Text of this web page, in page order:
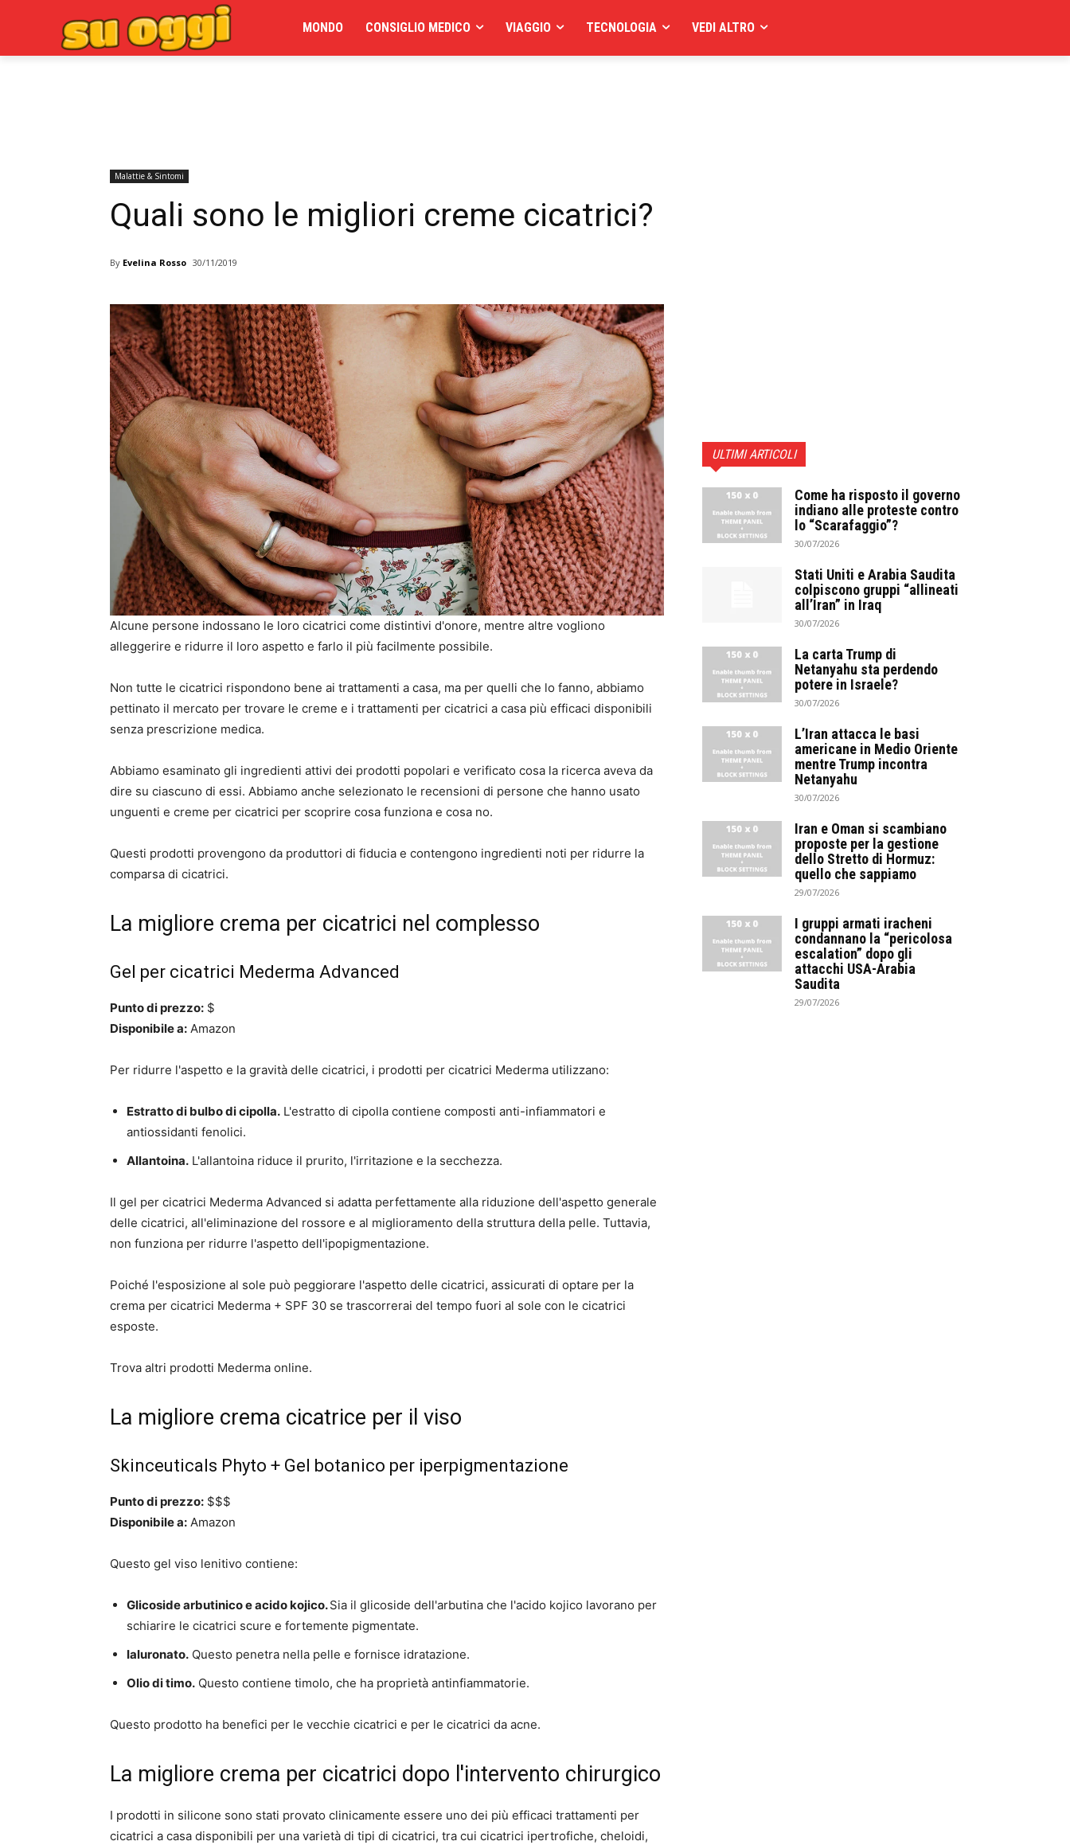
MONDO CONSIGLIO MEDICO VIAGGIO TECNOLOGIA VEDI ALTRO
Malattie & Sintomi
Quali sono le migliori creme cicatrici?
By Evelina Rosso 30/11/2019
Alcune persone indossano le loro cicatrici come distintivi d'onore, mentre altre vogliono
alleggerire e ridurre il loro aspetto e farlo il più facilmente possibile.
Non tutte le cicatrici rispondono bene ai trattamenti a casa, ma per quelli che lo fanno, abbiamo
pettinato il mercato per trovare le creme e i trattamenti per cicatrici a casa più efficaci disponibili
senza prescrizione medica.
Abbiamo esaminato gli ingredienti attivi dei prodotti popolari e verificato cosa la ricerca aveva da
dire su ciascuno di essi. Abbiamo anche selezionato le recensioni di persone che hanno usato
unguenti e creme per cicatrici per scoprire cosa funziona e cosa no.
Questi prodotti provengono da produttori di fiducia e contengono ingredienti noti per ridurre la
comparsa di cicatrici.
La migliore crema per cicatrici nel complesso
Gel per cicatrici Mederma Advanced
Punto di prezzo: $
Disponibile a: Amazon
Per ridurre l'aspetto e la gravità delle cicatrici, i prodotti per cicatrici Mederma utilizzano:
Estratto di bulbo di cipolla. L'estratto di cipolla contiene composti anti-infiammatori e
antiossidanti fenolici.
Allantoina. L'allantoina riduce il prurito, l'irritazione e la secchezza.
Il gel per cicatrici Mederma Advanced si adatta perfettamente alla riduzione dell'aspetto generale
delle cicatrici, all'eliminazione del rossore e al miglioramento della struttura della pelle. Tuttavia,
non funziona per ridurre l'aspetto dell'ipopigmentazione.
Poiché l'esposizione al sole può peggiorare l'aspetto delle cicatrici, assicurati di optare per la
crema per cicatrici Mederma + SPF 30 se trascorrerai del tempo fuori al sole con le cicatrici
esposte.
Trova altri prodotti Mederma online.
La migliore crema cicatrice per il viso
Skinceuticals Phyto + Gel botanico per iperpigmentazione
Punto di prezzo: $$$
Disponibile a: Amazon
Questo gel viso lenitivo contiene:
Glicoside arbutinico e acido kojico.Sia il glicoside dell'arbutina che l'acido kojico lavorano per
schiarire le cicatrici scure e fortemente pigmentate.
Ialuronato. Questo penetra nella pelle e fornisce idratazione.
Olio di timo. Questo contiene timolo, che ha proprietà antinfiammatorie.
Questo prodotto ha benefici per le vecchie cicatrici e per le cicatrici da acne.
La migliore crema per cicatrici dopo l'intervento chirurgico
I prodotti in silicone sono stati provato clinicamente essere uno dei più efficaci trattamenti per
cicatrici a casa disponibili per una varietà di tipi di cicatrici, tra cui cicatrici ipertrofiche, cheloidi,
ULTIMI ARTICOLI
Come ha risposto il governo
indiano alle proteste contro
lo “Scarafaggio”?
30/07/2026
Stati Uniti e Arabia Saudita
colpiscono gruppi “allineati
all’Iran” in Iraq
30/07/2026
La carta Trump di
Netanyahu sta perdendo
potere in Israele?
30/07/2026
L’Iran attacca le basi
americane in Medio Oriente
mentre Trump incontra
Netanyahu
30/07/2026
Iran e Oman si scambiano
proposte per la gestione
dello Stretto di Hormuz:
quello che sappiamo
29/07/2026
I gruppi armati iracheni
condannano la “pericolosa
escalation” dopo gli
attacchi USA-Arabia
Saudita
29/07/2026